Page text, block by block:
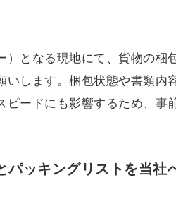
）となる現地にて、貨物の梱
いします。梱包状態や書類内
ピードにも影響するため、事
パッキングリストを当社